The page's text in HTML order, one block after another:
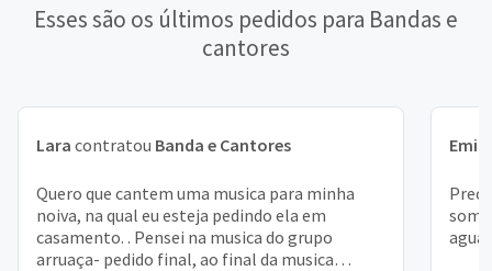
Esses são os últimos pedidos para Bandas e
cantores
Lara contratou Banda e Cantores
Quero que cantem uma musica para minha
noiva, na qual eu esteja pedindo ela em
casamento. . Pensei na musica do grupo
arruaça- pedido final, ao final da musica